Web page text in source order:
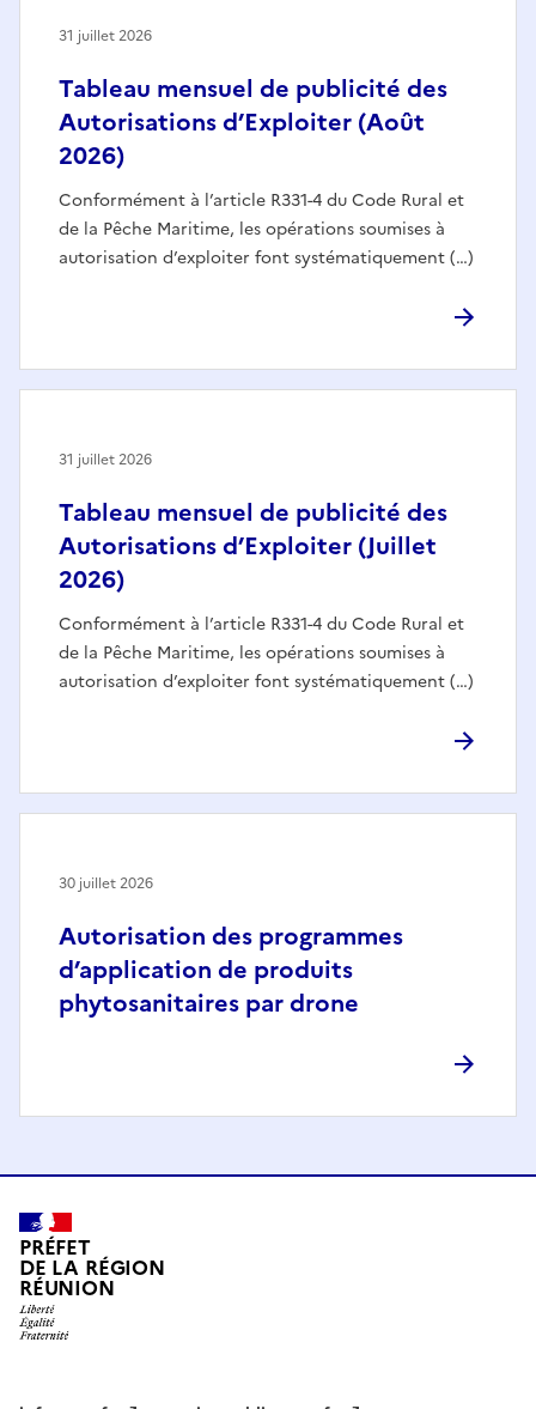
Tableau mensuel de publicité des
Autorisations d’Exploiter (Août
2026)
Conformément à l’article R331-4 du Code Rural et
de la Pêche Maritime, les opérations soumises à
autorisation d’exploiter font systématiquement (…)
31 juillet 2026
Tableau mensuel de publicité des
Autorisations d’Exploiter (Juillet
2026)
Conformément à l’article R331-4 du Code Rural et
de la Pêche Maritime, les opérations soumises à
autorisation d’exploiter font systématiquement (…)
31 juillet 2026
Autorisation des programmes
d’application de produits
phytosanitaires par drone
30 juillet 2026
PRÉFET
DE LA RÉGION
RÉUNION